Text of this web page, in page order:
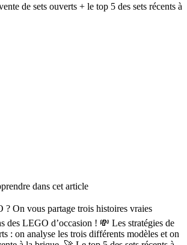
de sets ouverts + le top 5 des sets récents à
dans cet article
? On vous partage trois histoires vraies
des LEGO d’occasion ! 💸 Les stratégies de
: on analyse les trois différents modèles et on